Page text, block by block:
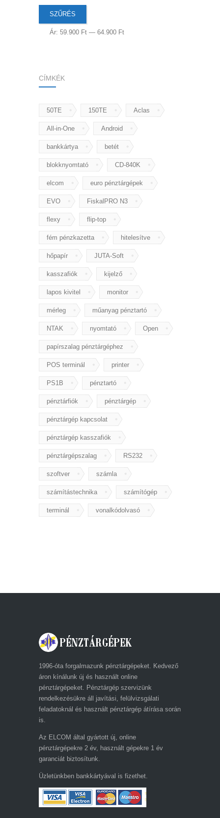
Min
ár
Max
ár
SZŰRÉS
Ár: 59.900 Ft — 64.900 Ft
CÍMKÉK
50TE 150TE Aclas
All-in-One Android
bankkártya betét
blokknyomtató CD-840K
elcom euro pénztárgépek
EVO FiskalPRO N3
flexy flip-top
fém pénzkazetta hitelesítve
hőpapír JUTA-Soft
kasszafiók kijelző
lapos kivitel monitor
mérleg műanyag pénztartó
NTAK nyomtató Open
papírszalag pénztárgéphez
POS terminál printer
PS1B pénztartó
pénztárfiók pénztárgép
pénztárgép kapcsolat
pénztárgép kasszafiók
pénztárgépszalag RS232
szoftver számla
számítástechnika számítógép
terminál vonalkódolvasó
1996-óta forgalmazunk pénztárgépeket. Kedvező
áron kínálunk új és használt online
pénztárgépeket. Pénztárgép szervizünk
rendelkezésükre áll javítási, felülvizsgálati
feladatoknál és használt pénztárgép átírása során
is.
Az ELCOM által gyártott új, online
pénztárgépekre 2 év, használt gépekre 1 év
garanciát biztosítunk.
Üzletünkben bankkártyával is fizethet.